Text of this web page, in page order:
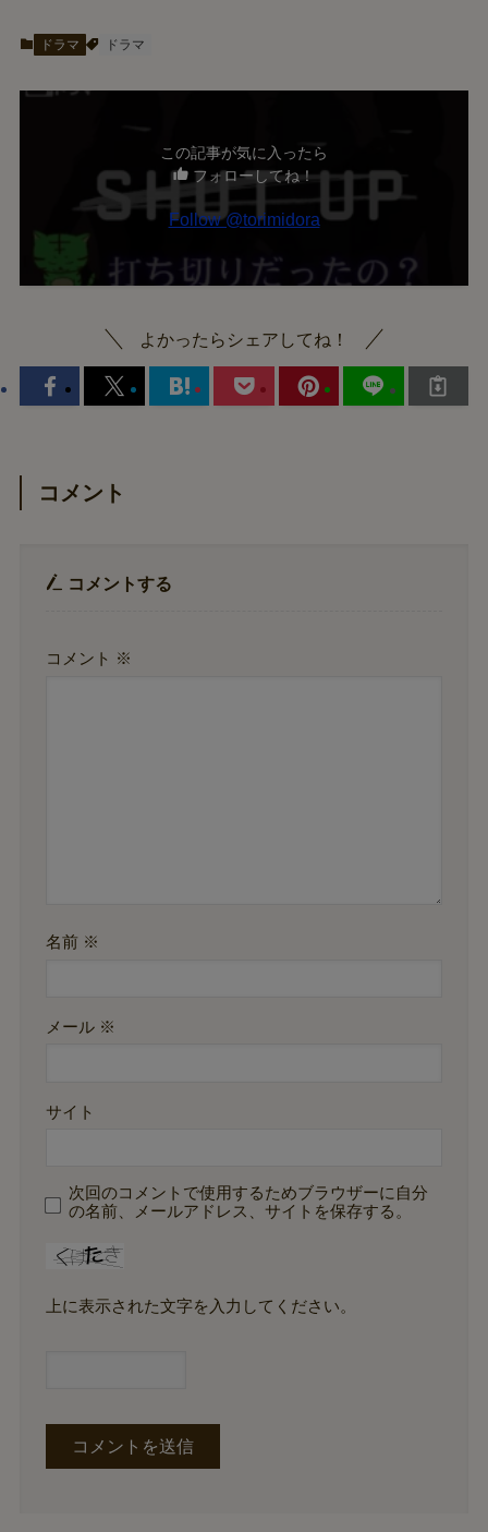
ドラマ ドラマ
この記事が気に入ったら
フォローしてね！
よかったらシェアしてね！
コメント
コメントする
コメント ※
名前 ※
メール ※
サイト
次回のコメントで使用するためブラウザーに自分
の名前、メールアドレス、サイトを保存する。
上に表示された文字を入力してください。